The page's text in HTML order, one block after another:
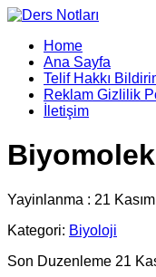
Home
Ana Sayfa
Telif Hakkı
Reklam Gizlilik
İletişim
Yayinlanma : 21
Kategori: Biyoloji
Son Duzenleme 21